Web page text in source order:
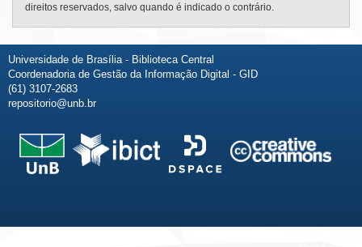
direitos reservados, salvo quando é indicado o contrário.
Universidade de Brasília - Biblioteca Central
Coordenadoria de Gestão da Informação Digital - GID
(61) 3107-2683
repositorio@unb.br